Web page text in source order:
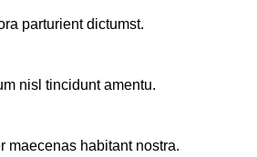
parturient dictumst.
nisl tinciduntamentu.
maecenas habitant nostra.